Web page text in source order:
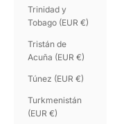
Trinidad y
Tobago (EUR €)
Tristán de
Acuña (EUR €)
Túnez (EUR €)
Turkmenistán
(EUR €)